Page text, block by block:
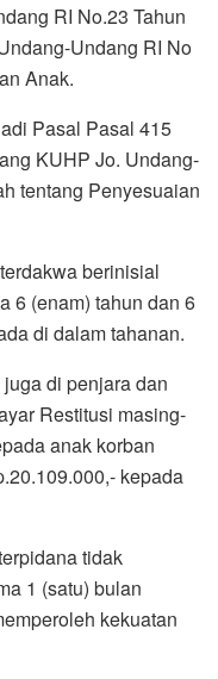
RI No.23 Tahun
Undang RI No
Anak.
Pasal Pasal 415
KUHP Jo. Undang-
tentang Penyesuaian
berinisial
6 (enam) tahun dan 6
di dalam tahanan.
di penjara dan
Restitusi masing-
anak korban
kepada
tidak
1 (satu) bulan
kekuatan